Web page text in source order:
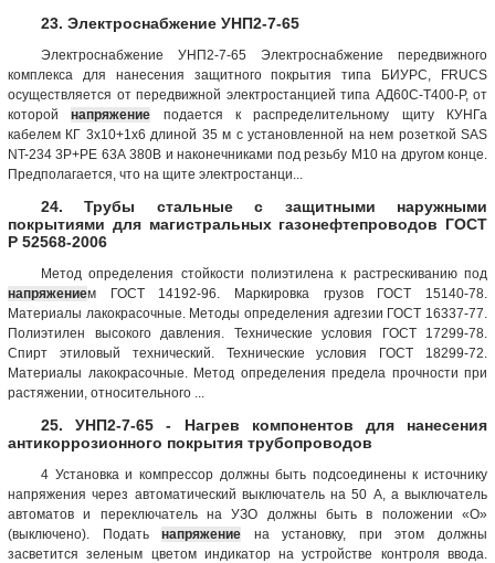
23. Электроснабжение УНП2-7-65
Электроснабжение УНП2-7-65 Электроснабжение передвижного
комплекса для нанесения защитного покрытия типа БИУРС, FRUCS
осуществляется от передвижной электростанцией типа АД60С-Т400-Р, от
которойнапряжение подается к распределительному щиту КУНГа
кабелем КГ 3х10+1х6 длиной 35 м с установленной на нем розеткой SAS
NT-234 3Р+РЕ 63А 380В и наконечниками под резьбу М10 на другом конце.
Предполагается, что на щите электростанци...
24. Трубы стальные с защитными наружными
покрытиями для магистральных газонефтепроводов ГОСТ
Р 52568-2006
Метод определения стойкости полиэтилена к растрескиванию под
напряжением ГОСТ 14192-96. Маркировка грузов ГОСТ 15140-78.
Материалы лакокрасочные. Методы определения адгезии ГОСТ 16337-77.
Полиэтилен высокого давления. Технические условия ГОСТ 17299-78.
Спирт этиловый технический. Технические условия ГОСТ 18299-72.
Материалы лакокрасочные. Метод определения предела прочности при
растяжении, относительного ...
25. УНП2-7-65 - Нагрев компонентов для нанесения
антикоррозионного покрытия трубопроводов
4 Установка и компрессор должны быть подсоединены к источнику
напряжения через автоматический выключатель на 50 А, а выключатель
автоматов и переключатель на УЗО должны быть в положении «О»
(выключено). Податьнапряжение на установку, при этом должны
засветится зеленым цветом индикатор на устройстве контроля ввода.